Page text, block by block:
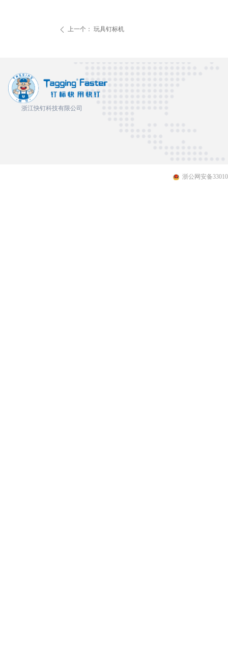
ꄴ 上一个： 玩具钉标机
浙江快钉科技有限公司
浙公网安备